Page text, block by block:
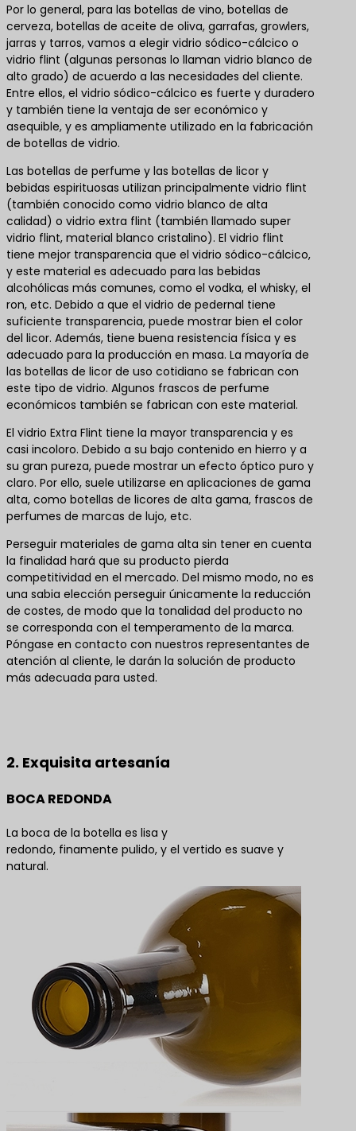
Por lo general, para las botellas de vino, botellas de
cerveza, botellas de aceite de oliva, garrafas, growlers,
jarras y tarros, vamos a elegir vidrio sódico-cálcico o
vidrio flint (algunas personas lo llaman vidrio blanco de
alto grado) de acuerdo a las necesidades del cliente.
Entre ellos, el vidrio sódico-cálcico es fuerte y duradero
y también tiene la ventaja de ser económico y
asequible, y es ampliamente utilizado en la fabricación
de botellas de vidrio.
Las botellas de perfume y las botellas de licor y
bebidas espirituosas utilizan principalmente vidrio flint
(también conocido como vidrio blanco de alta
calidad) o vidrio extra flint (también llamado super
vidrio flint, material blanco cristalino). El vidrio flint
tiene mejor transparencia que el vidrio sódico-cálcico,
y este material es adecuado para las bebidas
alcohólicas más comunes, como el vodka, el whisky, el
ron, etc. Debido a que el vidrio de pedernal tiene
suficiente transparencia, puede mostrar bien el color
del licor. Además, tiene buena resistencia física y es
adecuado para la producción en masa. La mayoría de
las botellas de licor de uso cotidiano se fabrican con
este tipo de vidrio. Algunos frascos de perfume
económicos también se fabrican con este material.
El vidrio Extra Flint tiene la mayor transparencia y es
casi incoloro. Debido a su bajo contenido en hierro y a
su gran pureza, puede mostrar un efecto óptico puro y
claro. Por ello, suele utilizarse en aplicaciones de gama
alta, como botellas de licores de alta gama, frascos de
perfumes de marcas de lujo, etc.
Perseguir materiales de gama alta sin tener en cuenta
la finalidad hará que su producto pierda
competitividad en el mercado. Del mismo modo, no es
una sabia elección perseguir únicamente la reducción
de costes, de modo que la tonalidad del producto no
se corresponda con el temperamento de la marca.
Póngase en contacto con nuestros representantes de
atención al cliente, le darán la solución de producto
más adecuada para usted.
2. Exquisita artesanía
BOCA REDONDA
La boca de la botella es lisa y
redondo, finamente pulido, y el vertido es suave y
natural.